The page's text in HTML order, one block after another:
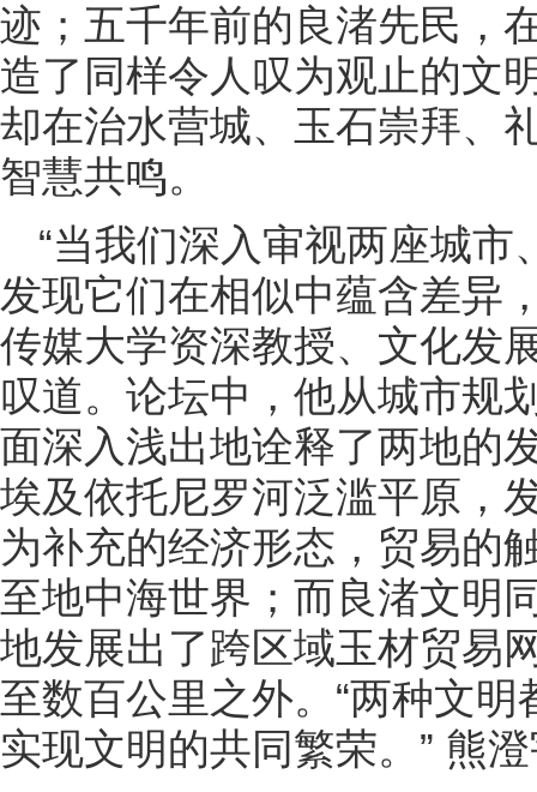
迹；五千年前的良渚先民，
造了同样令人叹为观止的文
却在治水营城、玉石崇拜、
智慧共鸣。
“当我们深入审视两座城
发现它们在相似中蕴含差异
传媒大学资深教授、文化发
叹道。论坛中，他从城市规
面深入浅出地诠释了两地的
埃及依托尼罗河泛滥平原，
为补充的经济形态，贸易的
至地中海世界；而良渚文明
地发展出了跨区域玉材贸易
至数百公里之外。“两种文
实现文明的共同繁荣。” 熊